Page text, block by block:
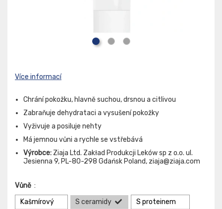
Více informací
Chrání pokožku, hlavně suchou, drsnou a citlivou
Zabraňuje dehydrataci a vysušení pokožky
Vyživuje a posiluje nehty
Má jemnou vůni a rychle se vstřebává
Výrobce: Ziaja Ltd. Zakład Produkcji Leków sp z o.o. ul.
Jesienna 9, PL-80-298 Gdańsk Poland, ziaja@ziaja.com
Vůně :
Kašmírový
S ceramidy S proteinem